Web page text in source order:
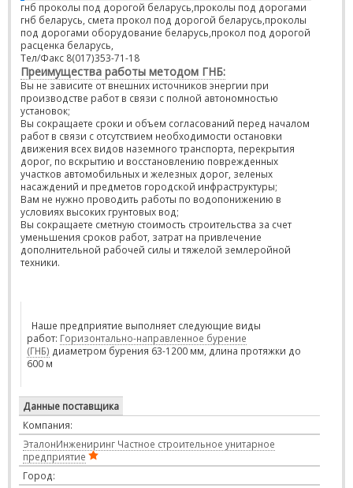
гнб проколы под дорогой беларусь,проколы под дорогами
гнб беларусь, смета прокол под дорогой беларусь,проколы
под дорогами оборудование беларусь,прокол под дорогой
расценка беларусь,
Тел/Факс 8(017)353-71-18
Преимущества работы методом ГНБ:
Вы не зависите от внешних источников энергии при
производстве работ в связи с полной автономностью
установок;
Вы сокращаете сроки и объем согласований перед началом
работ в связи с отсутствием необходимости остановки
движения всех видов наземного транспорта, перекрытия
дорог, по вскрытию и восстановлению поврежденных
участков автомобильных и железных дорог, зеленых
насаждений и предметов городской инфраструктуры;
Вам не нужно проводить работы по водопонижению в
условиях высоких грунтовых вод;
Вы сокращаете сметную стоимость строительства за счет
уменьшения сроков работ, затрат на привлечение
дополнительной рабочей силы и тяжелой землеройной
техники.
Наше предприятие выполняет следующие виды
работ: Горизонтально-направленное бурение
(ГНБ) диаметром бурения 63-1200 мм, длина протяжки до
600 м
Данные поставщика
Компания:
ЭталонИнжениринг Частное строительное унитарное
предприятие
Город: